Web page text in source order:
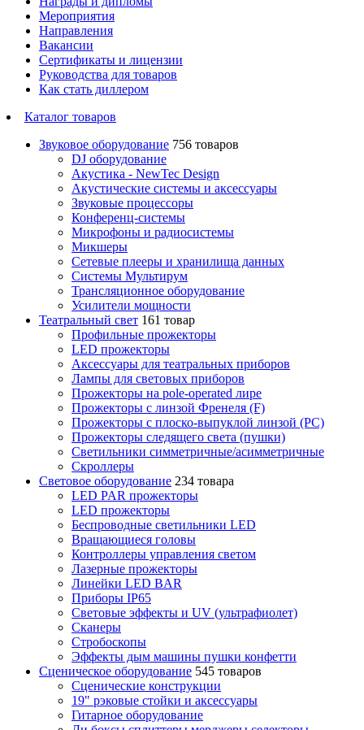
Мероприятия
Направления
Вакансии
Сертификаты и лицензии
Руководства для товаров
Как стать диллером
Каталог товаров
Звуковое оборудование 756 товаров
DJ оборудование
Акустика - NewTec Design
Акустические системы и аксессуары
Звуковые процессоры
Конференц-системы
Микрофоны и радиосистемы
Микшеры
Сетевые плееры и хранилища данных
Системы Мультирум
Трансляционное оборудование
Усилители мощности
Театральный свет 161 товар
Профильные прожекторы
LED прожекторы
Аксессуары для театральных приборов
Лампы для световых приборов
Прожекторы на pole-operated лире
Прожекторы с линзой Френеля (F)
Прожекторы с плоско-выпуклой линзой (PC)
Прожекторы следящего света (пушки)
Светильники симметричные/асимметричные
Скроллеры
Световое оборудование 234 товара
LED PAR прожекторы
LED прожекторы
Беспроводные светильники LED
Вращающиеся головы
Контроллеры управления светом
Лазерные прожекторы
Линейки LED BAR
Приборы IP65
Световые эффекты и UV (ультрафиолет)
Сканеры
Стробоскопы
Эффекты дым машины пушки конфетти
Сценическое оборудование 545 товаров
Сценические конструкции
19" рэковые стойки и аксесcуары
Гитарное оборудование